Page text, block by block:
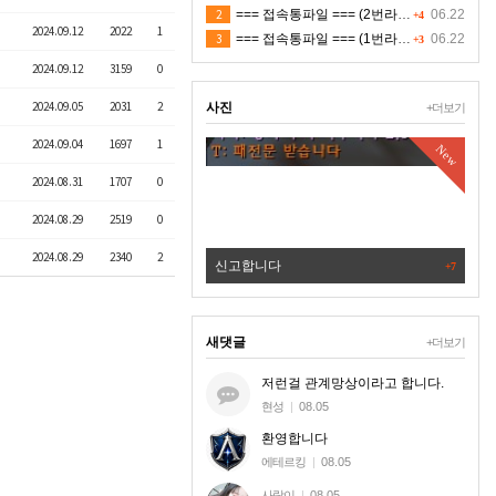
2024.09.12 2022 1
2024.09.12 3159 0
2024.09.05 2031 2
2024.09.04 1697 1
2024.08.31 1707 0
2024.08.29 2519 0
2024.08.29 2340 2
+4 06.22
2 === 접속통파일 === (2번라인)
+3 06.22
3 === 접속통파일 === (1번라인)
+더보기
사진
New
새끼
New
+7
신고합니다
+더보기
새댓글
저런걸 관계망상이라고 합니다.
현성 | 08.05
환영합니다
에테르킹 | 08.05